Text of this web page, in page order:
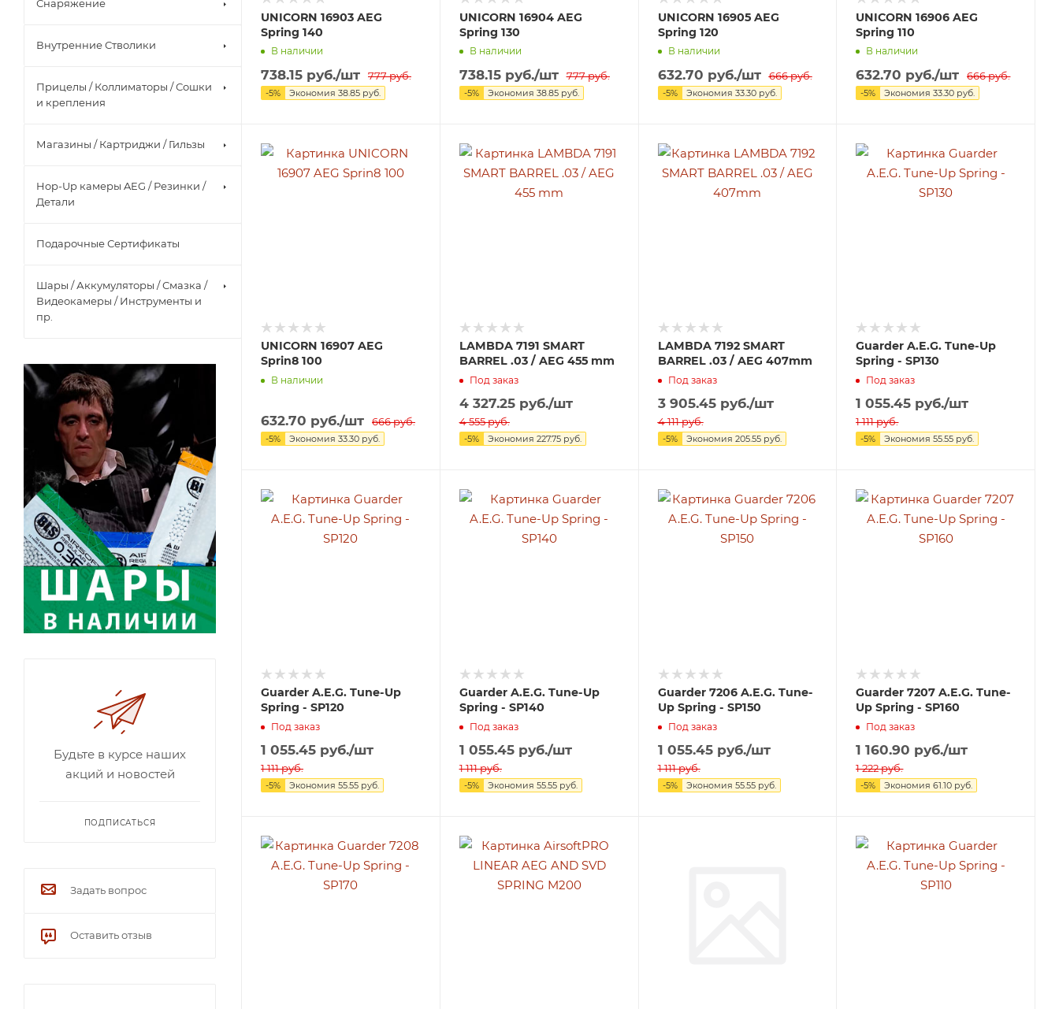
UNICORN 16903 AEG
Spring 140
В наличии
738.15 руб./шт 777руб.
-5% Экономия 38.85 руб.
UNICORN 16904 AEG
Spring 130
В наличии
738.15руб./шт 777руб.
-5% Экономия 38.85руб.
UNICORN 16905 AEG
Spring 120
В наличии
632.70 руб./шт 666руб.
-5% Экономия 33.30руб.
UNICORN 16906 AEG
Spring 110
В наличии
632.70 руб./шт 666руб.
-5% Экономия33.30 руб.
UNICORN 16907 AEG
Sprin8 100
В наличии
632.70 руб./шт 666руб.
-5% Экономия 33.30 руб.
LAMBDA 7191 SMART
BARREL .03 / AEG 455 mm
Под заказ
4 327.25руб./шт
4 555руб.
-5% Экономия 227.75руб.
LAMBDA 7192 SMART
BARREL .03 / AEG 407mm
Под заказ
3 905.45руб./шт
4 111руб.
-5% Экономия 205.55руб.
Guarder A.E.G. Tune-Up
Spring - SP130
Под заказ
1 055.45 руб./шт
1 111руб.
-5% Экономия55.55 руб.
Guarder A.E.G. Tune-Up
Spring - SP120
Под заказ
1 055.45 руб./шт
1 111руб.
-5% Экономия 55.55 руб.
Guarder A.E.G. Tune-Up
Spring - SP140
Под заказ
1 055.45руб./шт
1 111руб.
-5% Экономия 55.55руб.
Guarder 7206 A.E.G. Tune-
Up Spring - SP150
Под заказ
1 055.45руб./шт
1 111руб.
-5% Экономия 55.55руб.
Guarder 7207 A.E.G. Tune-
Up Spring - SP160
Под заказ
1 160.90 руб./шт
1 222руб.
-5% Экономия61.10 руб.
Снаряжение
Внутренние Стволики
Прицелы / Коллиматоры / Сошки
и крепления
Магазины / Картриджи / Гильзы
Hop-Up камеры AEG / Резинки /
Детали
Подарочные Сертификаты
Шары / Аккумуляторы / Смазка /
Видеокамеры / Инструменты и
пр.
Будьте в курсе наших
акций и новостей
ПОДПИСАТЬСЯ
Задать вопрос
Оставить отзыв